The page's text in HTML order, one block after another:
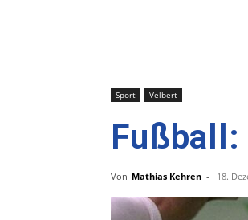
Sport Velbert
Von Mathias Kehren - 18.